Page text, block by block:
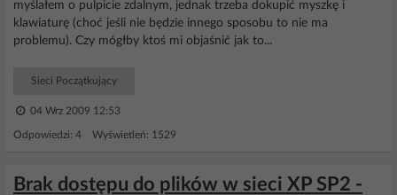
myślałem o pulpicie zdalnym, jednak trzeba dokupić myszkę i
klawiaturę (choć jeśli nie będzie innego sposobu to nie ma
problemu). Czy mógłby ktoś mi objaśnić jak to...
Sieci Początkujący
04 Wrz 2009 12:53
Odpowiedzi: 4 Wyświetleń: 1529
Brak dostępu do plików w sieci XP SP2 -